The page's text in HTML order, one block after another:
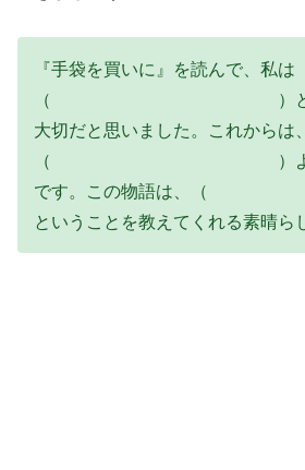
『手袋を買いに』を読んで、私は
（ ）というこ
大切だと思いました。これからは、
（ ）ような人
です。この物語
ということを教えてくれる素晴ら